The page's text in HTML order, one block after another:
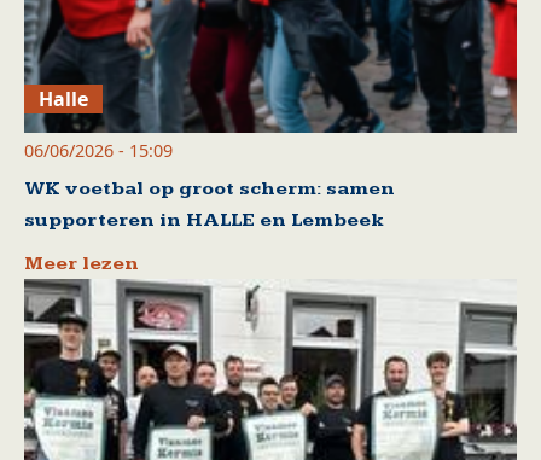
Halle
06/06/2026 - 15:09
WK voetbal op groot scherm: samen
supporteren in HALLE en Lembeek
Meer lezen